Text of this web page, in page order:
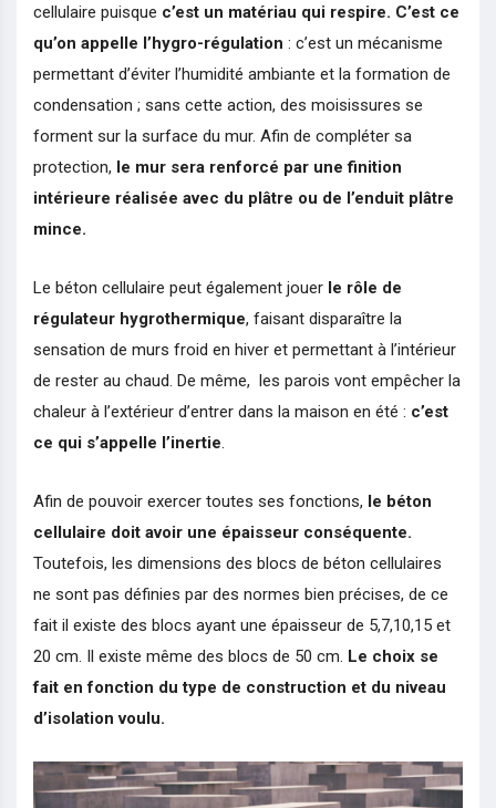
cellulaire puisque c’est un matériau qui respire. C’est ce
qu’on appelle l’hygro-régulation : c’est un mécanisme
permettant d’éviter l’humidité ambiante et la formation de
condensation ; sans cette action, des moisissures se
forment sur la surface du mur. Afin de compléter sa
protection, le mur sera renforcé par une finition
intérieure réalisée avec du plâtre ou de l’enduit plâtre
mince.
Le béton cellulaire peut également jouer le rôle de
régulateur hygrothermique, faisant disparaître la
sensation de murs froid en hiver et permettant à l’intérieur
de rester au chaud. De même, les parois vont empêcher la
chaleur à l’extérieur d’entrer dans la maison en été : c’est
ce qui s’appelle l’inertie.
Afin de pouvoir exercer toutes ses fonctions, le béton
cellulaire doit avoir une épaisseur conséquente.
Toutefois, les dimensions des blocs de béton cellulaires
ne sont pas définies par des normes bien précises, de ce
fait il existe des blocs ayant une épaisseur de 5,7,10,15 et
20 cm. Il existe même des blocs de 50 cm. Le choix se
fait en fonction du type de construction et du niveau
d’isolation voulu.